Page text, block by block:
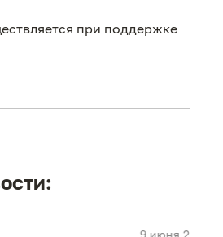
при поддержке